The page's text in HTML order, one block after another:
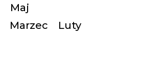
Maj
Marzec
Luty